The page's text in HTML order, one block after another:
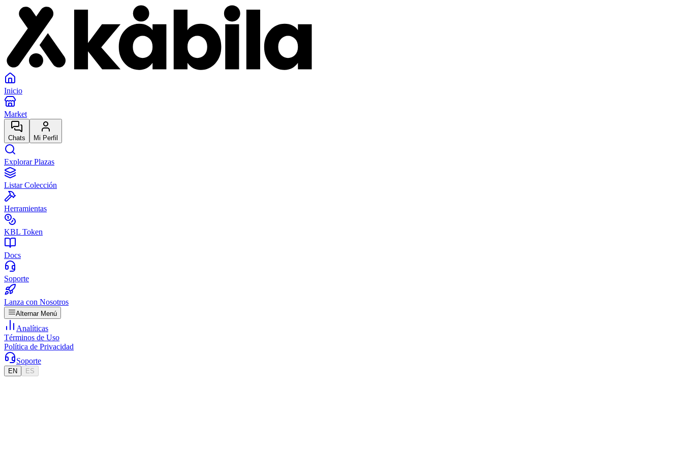
Inicio
Market
Chats Mi Perfil
Explorar Plazas
Listar Colección
Herramientas
KBL Token
Docs
Soporte
Lanza con Nosotros
Alternar Menú
Analíticas
Términos de Uso
Política de Privacidad
Soporte
EN ES